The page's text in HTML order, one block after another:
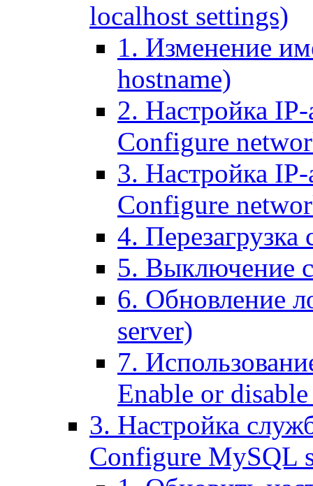
localhost settings)
1. Изменение
hostname)
2. Настройка IP-
Configure
3. Настройка
Configure
4. Перезагрузка
5. Выключение
6. Обновление
server)
7.
Enable or
3. Настройка
Configure MySQL